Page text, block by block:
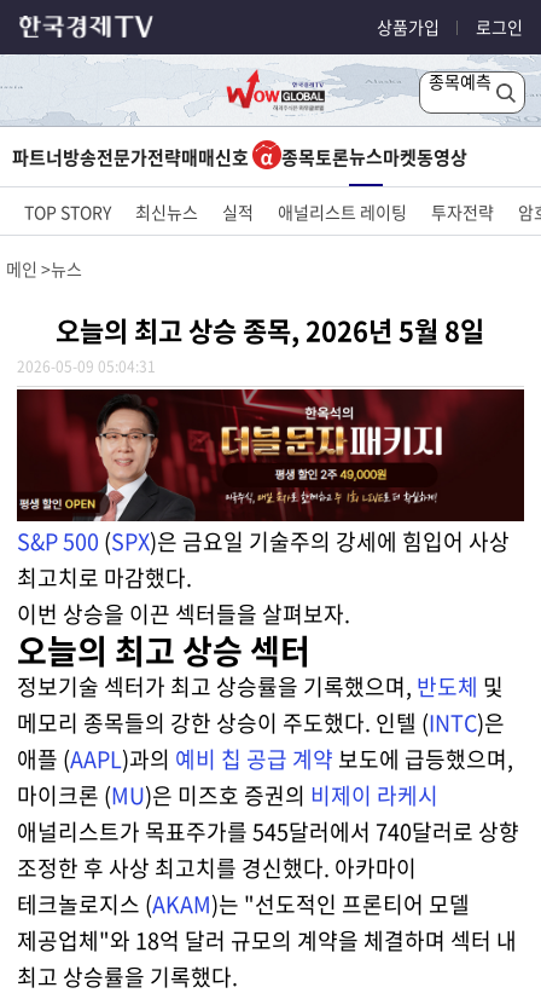
상품가입 로그인
종목예측
파트너방송전문가전략매매신호 종목토론뉴스마켓동영상
TOP STORY 최신뉴스 실적 애널리스트 레이팅 투자전략 암
메인 뉴스
오늘의 최고 상승 종목, 2026년 5월 8일
2026-05-09 05:04:31
S&P 500 (SPX)은 금요일 기술주의 강세에 힘입어 사상
최고치로 마감했다.
이번 상승을 이끈 섹터들을 살펴보자.
오늘의 최고 상승 섹터
정보기술 섹터가 최고 상승률을 기록했으며, 반도체 및
메모리 종목들의 강한 상승이 주도했다. 인텔 (INTC)은
애플 (AAPL)과의 예비 칩 공급 계약 보도에 급등했으며,
마이크론 (MU)은 미즈호 증권의 비제이 라케시
애널리스트가 목표주가를 545달러에서 740달러로 상향
조정한 후 사상 최고치를 경신했다. 아카마이
테크놀로지스 (AKAM)는 "선도적인 프론티어 모델
제공업체"와 18억 달러 규모의 계약을 체결하며 섹터 내
최고 상승률을 기록했다.